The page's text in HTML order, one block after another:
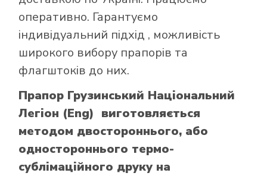
оперативно. Гарантуємо
індивідуальний підхід , можливість
широкого вибору прапорів та
флагштоків до них.
Прапор Грузинський Національний
Легіон (Eng) виготовляється
методом двостороннього, або
одностороннього термо-
сублімаційного друку на